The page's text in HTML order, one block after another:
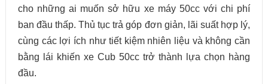
cho những ai muốn sở hữu xe máy 50cc với chi phí
ban đầu thấp. Thủ tục trả góp đơn giản, lãi suất hợp lý,
cùng các lợi ích như tiết kiệm nhiên liệu và không cần
bằng lái khiến xe Cub 50cc trở thành lựa chọn hàng
đầu.